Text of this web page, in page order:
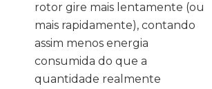
rotor gire mais lentamente (ou
mais rapidamente), contando
assim menos energia
consumida do que a
quantidade realmente